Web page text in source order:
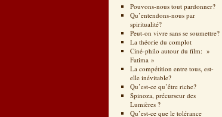
Pouvons-nous tout pardonner?
Qu’entendons-nous par
spiritualité?
Peut-on vivre sans se soumettre?
La théorie du complot
Ciné-philo autour du film: »
Fatima »
La compétition entre tous, est-
elle inévitable?
Qu’est-ce qu’être riche?
Spinoza, précurseur des
Lumières ?
Qu’est-ce que le tolérance